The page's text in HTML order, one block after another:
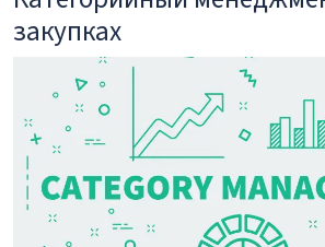
закупках